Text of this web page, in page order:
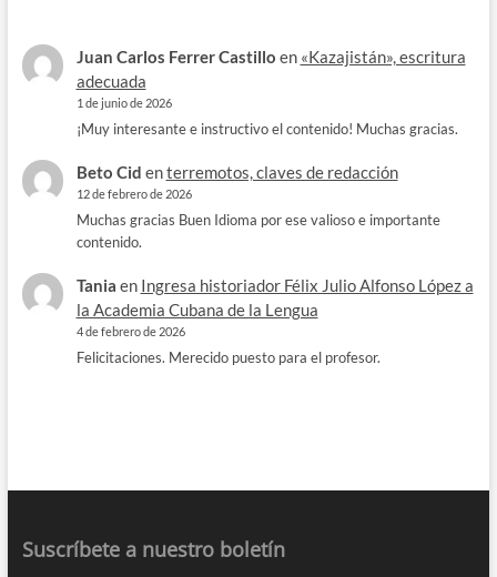
Juan Carlos Ferrer Castillo en «Kazajistán», escritura
adecuada
1 de junio de 2026
¡Muy interesante e instructivo el contenido! Muchas gracias.
Beto Cid enterremotos, claves de redacción
12 de febrero de 2026
Muchas gracias Buen Idioma por ese valioso e importante
contenido.
Tania en Ingresa historiador Félix Julio Alfonso López a
la Academia Cubana de la Lengua
4 de febrero de 2026
Felicitaciones. Merecido puesto para el profesor.
Suscríbete a nuestro boletín